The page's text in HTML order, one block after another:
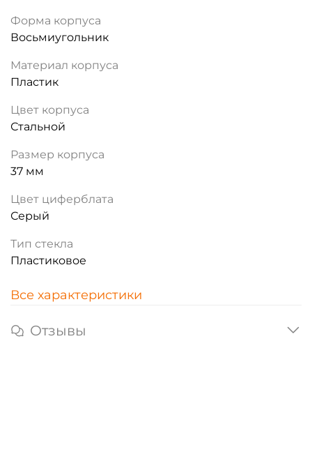
Форма корпуса
Восьмиугольник
Материал корпуса
Пластик
Цвет корпуса
Стальной
Размер корпуса
37 мм
Цвет циферблата
Серый
Тип стекла
Пластиковое
Все характеристики
Отзывы